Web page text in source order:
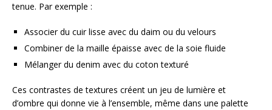
tenue. Par exemple :
Associer du cuir lisse avec du daim ou du velours
Combiner de la maille épaisse avec de la soie fluide
Mélanger du denim avec du coton texturé
Ces contrastes de textures créent un jeu de lumière et
d’ombre qui donne vie à l’ensemble, même dans une palette